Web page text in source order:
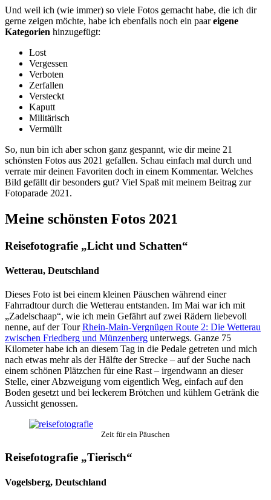
Und weil ich (wie immer) so viele Fotos gemacht habe, die ich dir
gerne zeigen möchte, habe ich ebenfalls noch ein paareigene
Kategorien hinzugefügt:
Lost
Vergessen
Verboten
Zerfallen
Versteckt
Kaputt
Militärisch
Vermüllt
So, nun bin ich aber schon ganz gespannt, wie dir meine 21
schönsten Fotos aus 2021 gefallen. Schau einfach mal durch und
verrate mir deinen Favoriten doch in einem Kommentar. Welches
Bild gefällt dir besonders gut? Viel Spaß mit meinem Beitrag zur
Fotoparade 2021.
Meine schönsten Fotos 2021
Reisefotografie „Licht und Schatten“
Wetterau, Deutschland
Dieses Foto ist bei einem kleinen Päuschen während einer
Fahrradtour durch die Wetterau entstanden. Im Mai war ich mit
„Zadelschaap“, wie ich mein Gefährt auf zwei Rädern liebevoll
nenne, auf der TourRhein-Main-Vergnügen Route 2: Die Wetterau
zwischen Friedberg und Münzenberg unterwegs. Ganze 75
Kilometer habe ich an diesem Tag in die Pedale getreten und mich
nach etwas mehr als der Hälfte der Strecke – auf der Suche nach
einem schönen Plätzchen für eine Rast – irgendwann an dieser
Stelle, einer Abzweigung vom eigentlich Weg, einfach auf den
Boden gesetzt und bei leckerem Brötchen und kühlem Getränk die
Aussicht genossen.
Zeit für ein Päuschen
Reisefotografie „Tierisch“
Vogelsberg, Deutschland